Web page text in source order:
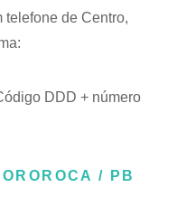
telefone de Centro,
DDD + número
/ PB